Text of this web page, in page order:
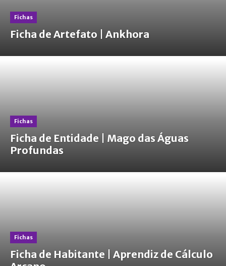
Fichas
Ficha de Artefato | Ankhora
Fichas
Ficha de Entidade | Mago das Águas
Profundas
Fichas
Ficha de Habitante | Aprendiz de Cálculo